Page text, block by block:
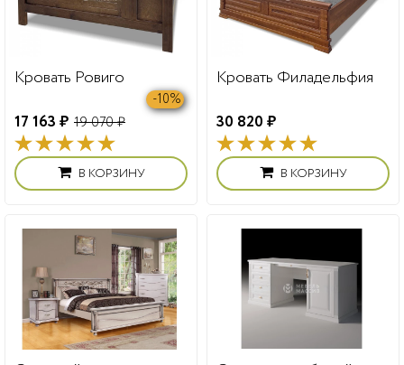
Кровать Ровиго
17 163 ₽ 19 070 ₽
-10%
В КОРЗИНУ
Кровать Филадельфия
30 820 ₽
В КОРЗИНУ